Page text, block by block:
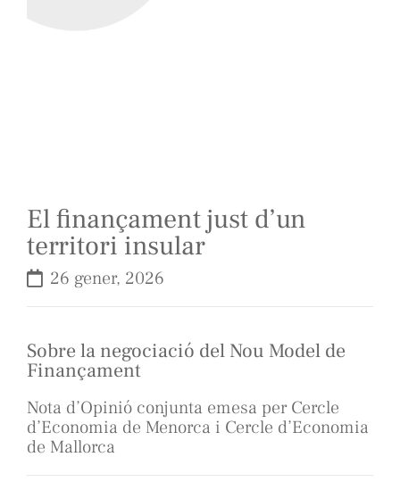
El finançament just d’un
territori insular
26 gener, 2026
Sobre la negociació del Nou Model de
Finançament
Nota d’Opinió conjunta emesa per Cercle
d’Economia de Menorca i Cercle d’Economia
de Mallorca